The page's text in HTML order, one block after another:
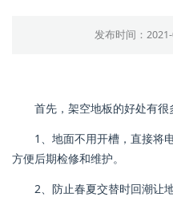
发布时间：
首先，架空地板的好处有很
1、地面不用开槽，直接将
方便后期检修和维护。
2、防止春夏交替时回潮让